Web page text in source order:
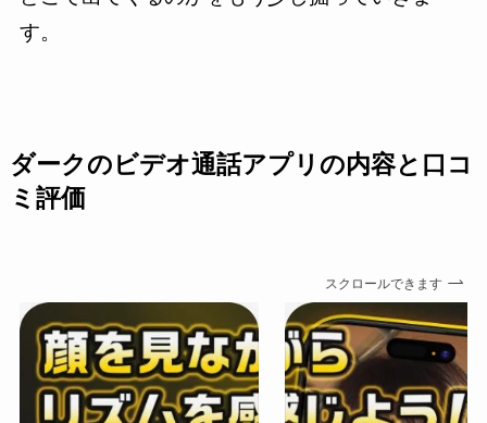
す。
ダークのビデオ通話アプリの内容と口コ
ミ評価
スクロールできます